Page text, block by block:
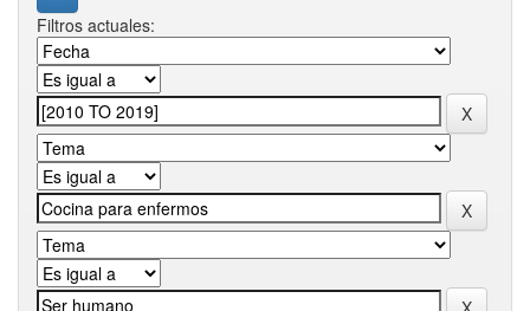
Filtros actuales: